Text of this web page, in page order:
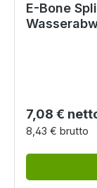
E-Bone
Regulärer
7,08 €
8,43 € brutto